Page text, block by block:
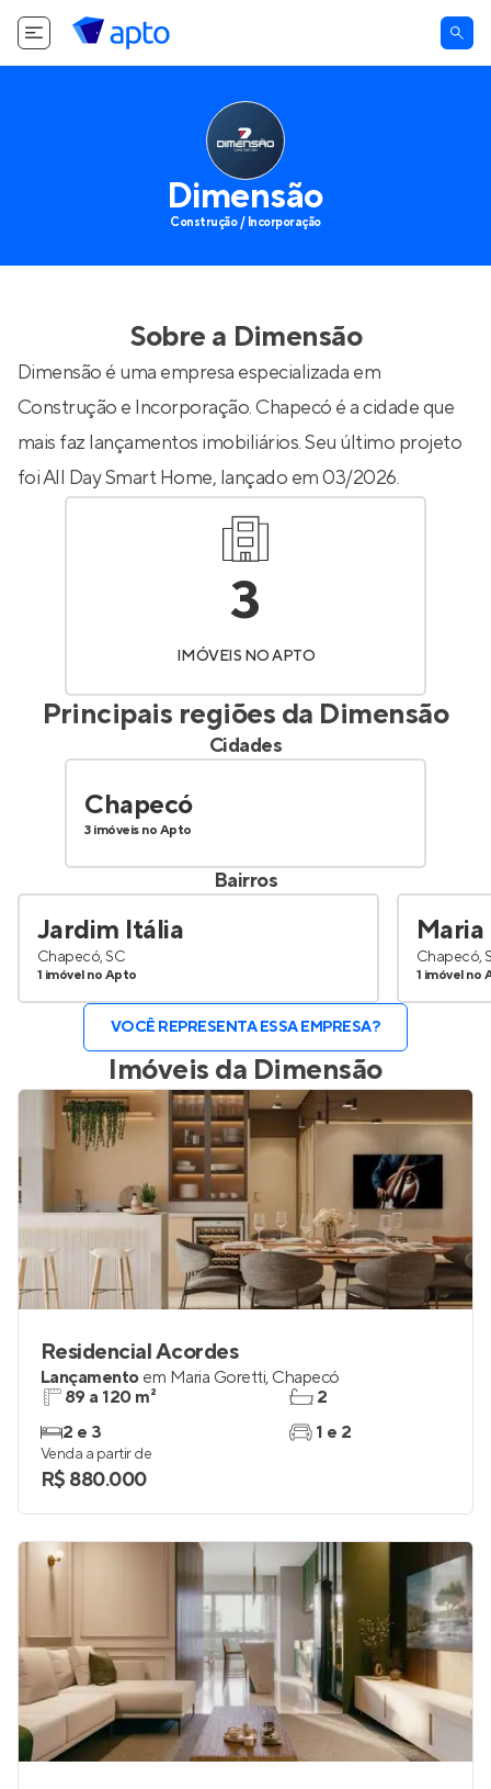
Dimensão
Construção / Incorporação
Sobre a Dimensão
Dimensão é uma empresa especializada em
Construção e Incorporação. Chapecó é a cidade que
mais faz lançamentos imobiliários. Seu último projeto
foiAll Day Smart Home, lançado em 03/2026.
3
IMÓVEIS NO APTO
Principais regiões da Dimensão
Cidades
Chapecó
3 imóveis no Apto
Bairros
Jardim Itália
Chapecó, SC
1 imóvel no Apto
Chapecó,
1 imóvel no
VOCÊ REPRESENTA ESSA EMPRESA?
Imóveis da Dimensão
Residencial Acordes
Lançamento em Maria Goretti, Chapecó
89 a 120 m²
2 e 3
2
1 e 2
Venda a partir de
R$ 880.000